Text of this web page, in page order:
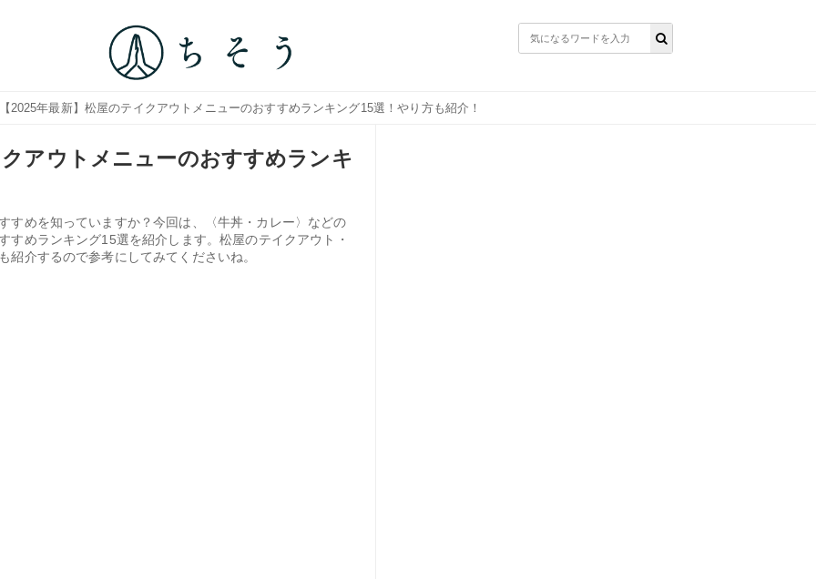
2025年最新】松屋のテイクアウトメニューのおすすめランキング15選！やり方も紹介！
アウトメニューのおすすめランキ
すめを知っていますか？今回は、〈牛丼・カレー〉などの
すめランキング15選を紹介します。松屋のテイクアウト・
介するので参考にしてみてくださいね。